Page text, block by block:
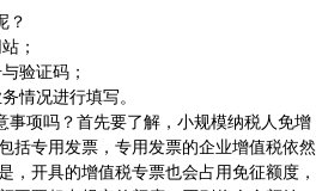
？
；
验证码；
情况进行填写。
事项吗？首先要了解，小规模纳税人免增
括专用发票，专用发票的企业增值税依然
，开具的增值税专票也会占用免征额度，